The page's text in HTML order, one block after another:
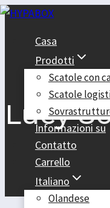
Salta
contenuto
Casa
Prodotti
Scatole con
Scatole
Informazioni su
Contatto
Carrello
Italiano
Olandese
Lucy